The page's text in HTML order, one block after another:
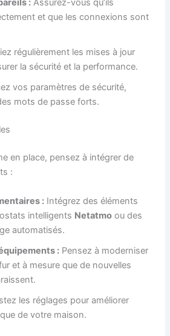
: Assurez-vous qu’ils
et que les connexions sont
régulièrement les mises à jour
la sécurité et la performance.
vos paramètres de sécurité,
mots de passe forts.
en place, pensez à intégrer de
:
: Intégrez des éléments
intelligents Netatmo ou des
automatisés.
: Pensez à moderniser
et à mesure que de nouvelles
les réglages pour améliorer
de votre maison.